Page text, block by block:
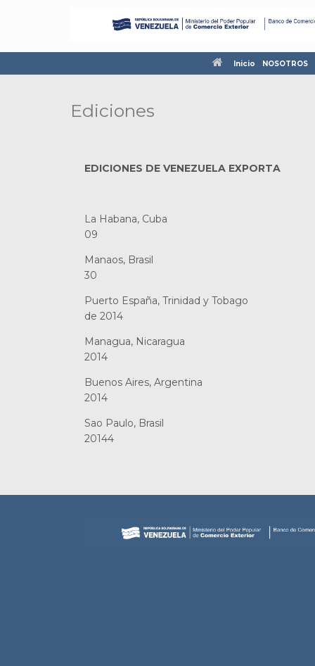
Inicio NOSOTROS
Ediciones
EDICIONES DE VENEZUELA EXPORTA
La Habana, Cuba
09
Manaos, Brasil
30
Puerto España, Trinidad y
de 2014
Managua, Nicaragua
2014
Buenos Aires, Argentina
2014
Sao Paulo, Brasil
20144